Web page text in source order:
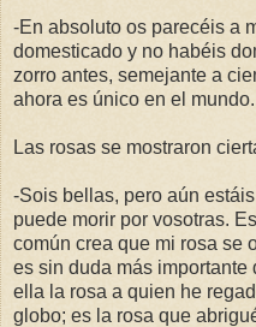
-En absoluto os parecéis a
domesticado y no habéis
zorro antes, semejante a
ahora es único en el mundo.
Las rosas se mostraron
-Sois bellas, pero aún
puede morir por vosotras.
común crea que mi rosa se
es sin duda más importante
ella la rosa a quien he
globo; es la rosa que